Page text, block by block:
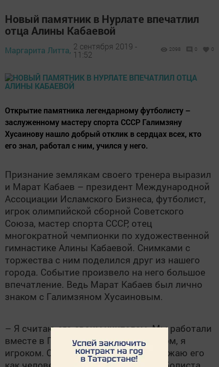
Новый памятник в Нурлате впечатлил
отца Алины Кабаевой
Маргарита Литта, 2 сентября 2019 -
11:52
2098 0 0
Открытие памятника легендарному футболисту –
заслуженному мастеру спорта СССР Галимзяну
Хусаинову нашло добрый отклик в сердцах всех, кто
его знал, работал с ним, учился у него.
Признание землякам своего тренера выразил
и Марат Кабаев – президент Международной
Ассоциации Исламского Бизнеса, футболист,
игрок олимпийской сборной Советского
Союза, мастер спорта СССР, отец
многократной чемпионки по художественной
гимнастике Алины Кабаевой. Снимками с
торжества с ним поделился друг из нашего
города. Событие произвело на него большое
впечатление. Ведь Марат Кабаев был лично
знаком с Галимзяном Хусаиновым.
– Я считаю его своим учителем. Мы работали
вместе в Пахтакоре. Он был тренером, я
игроком. Очень сильно уважал и уважаю его